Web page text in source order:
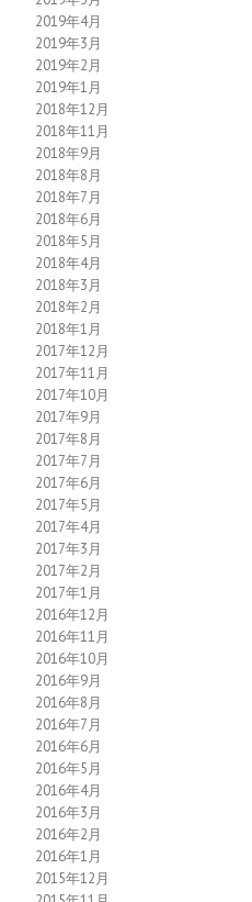
2019年4月
2019年3月
2019年2月
2019年1月
2018年12月
2018年11月
2018年9月
2018年8月
2018年7月
2018年6月
2018年5月
2018年4月
2018年3月
2018年2月
2018年1月
2017年12月
2017年11月
2017年10月
2017年9月
2017年8月
2017年7月
2017年6月
2017年5月
2017年4月
2017年3月
2017年2月
2017年1月
2016年12月
2016年11月
2016年10月
2016年9月
2016年8月
2016年7月
2016年6月
2016年5月
2016年4月
2016年3月
2016年2月
2016年1月
2015年12月